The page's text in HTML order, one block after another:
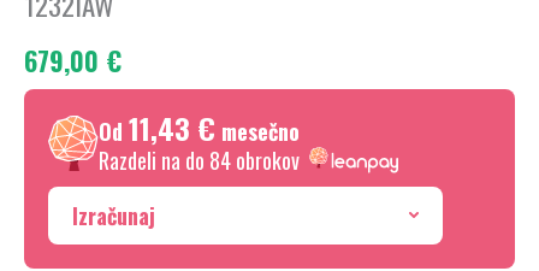
679,00 €
Od 11,43 € mesečno
Razdeli na do 84 obrokov
Izračunaj
TT37AF-
1232IAW
količina